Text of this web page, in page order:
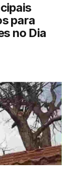
para
no Dia